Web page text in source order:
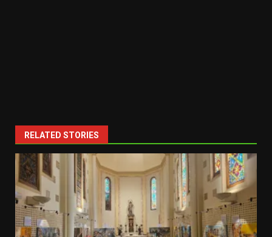
RELATED STORIES